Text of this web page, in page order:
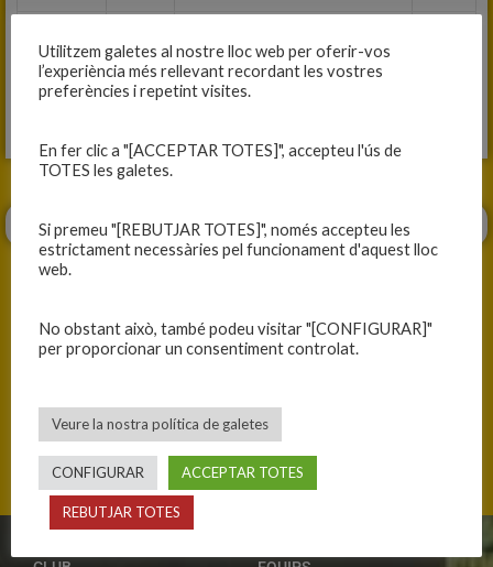
9
VALL D’EN BAS
ANTERIOR
Utilitzem galetes al nostre lloc web per oferir-vos
l’experiència més rellevant recordant les vostres
preferències i repetint visites.
En fer clic a "[ACCEPTAR TOTES]", accepteu l'ús de
TOTES les galetes.
Si premeu "[REBUTJAR TOTES]", només accepteu les
estrictament necessàries pel funcionament d'aquest lloc
web.
No obstant això, també podeu visitar "[CONFIGURAR]"
per proporcionar un consentiment controlat.
Veure la nostra política de galetes
CONFIGURAR ACCEPTAR TOTES
REBUTJAR TOTES